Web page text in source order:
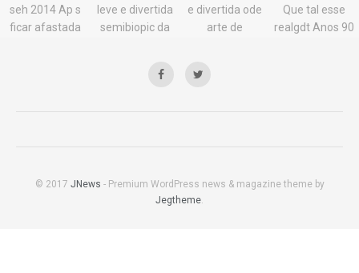
© 2017 JNews - Premium WordPress news & magazine theme by
Jegtheme.